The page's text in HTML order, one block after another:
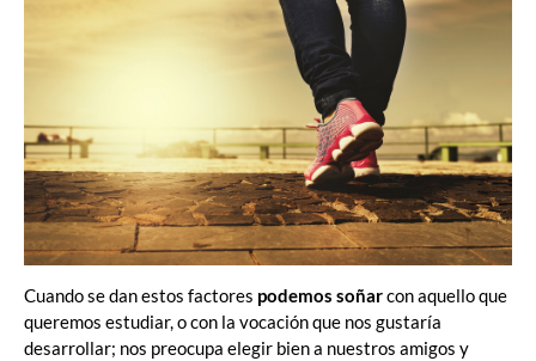
Cuando se dan estos factores podemos soñarcon aquello que
queremos estudiar, o con la vocación que nos gustaría
desarrollar; nos preocupa elegir bien a nuestros amigos y